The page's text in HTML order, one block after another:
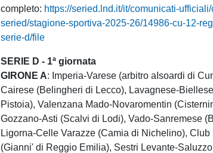
completo: https://seried.lnd.it/it/comunicati-
seried/stagione-sportiva-2025-26/14986-cu-12-
serie-d/file
SERIE D - 1ª giornata
GIRONE A: Imperia-Varese (arbitro aIsoardi di
Cairese (Belingheri di Lecco), Lavagnese-
Pistoia), Valenzana Mado-Novaromentin
Gozzano-Asti (Scalvi di Lodi), Vado-Sanremese
Ligorna-Celle Varazze (Camia di Nichelino),
(Gianni' di Reggio Emilia), Sestri Levante-